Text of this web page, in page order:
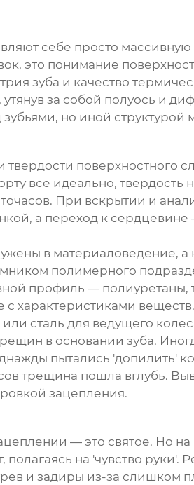
себе просто
это понимание
зуба и качество
за собой полуось и
но иной структурой
твердости поверхностного
все идеально, твердость
При вскрытии и
а переход к
в материаловедение,
полимерного
профиль — полиуретаны,
характеристиками
сталь для ведущего
в основании зуба.
пытались 'допилить'
трещина пошла вглубь.
зацепления.
— это святое. Но на
на 'чувство руки'.
и задиры из-за слишком